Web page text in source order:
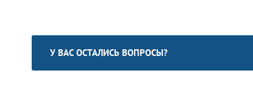
У ВАС ОСТАЛИСЬ ВОПРОСЫ?